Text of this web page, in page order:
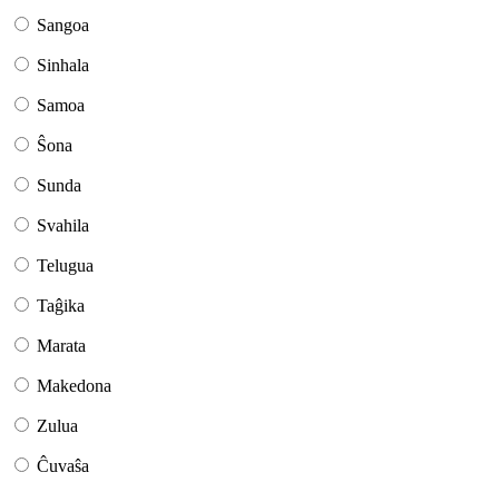
Sangoa
Sinhala
Samoa
Ŝona
Sunda
Svahila
Telugua
Taĝika
Marata
Makedona
Zulua
Ĉuvaŝa